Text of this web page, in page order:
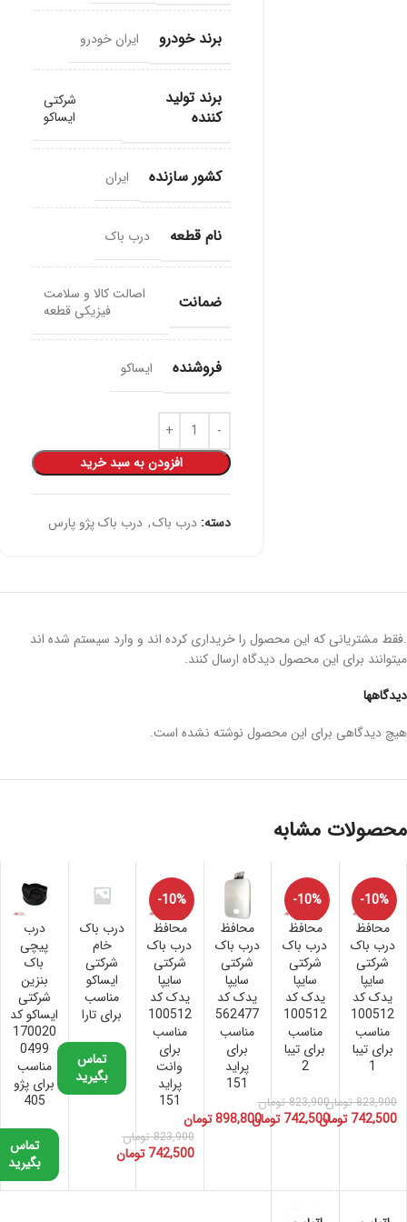
برند خودرو ایران خودرو
برند تولید
کننده
شرکتی
ایساکو
کشور سازنده ایران
نام قطعه درب باک
ضمانت
اصالت کالا و سلامت
فیزیکی قطعه
فروشنده ایساکو
افزودن به سبد خرید
دسته: درب باک, درب باک پژو پارس
دیدگاهها
هیچ دیدگاهی برای این محصول نوشته نشده است.
.فقط مشتریانی که این محصول را خریداری کرده اند و وارد سیستم شده اند
میتوانند برای این محصول دیدگاه ارسال کنند.
محصولات مشابه
-10%
محافظ
درب باک
شرکتی
سایپا
یدک کد
100512
مناسب
برای تیبا
1
823,900 تومان
742,500 تومان
-10%
محافظ
درب باک
شرکتی
سایپا
یدک کد
100512
مناسب
برای تیبا
2
823,900 تومان
742,500 تومان
محافظ
درب باک
شرکتی
سایپا
یدک کد
562477
مناسب
برای
پراید
151
898,800تومان
-10%
محافظ
درب باک
شرکتی
سایپا
یدک کد
100512
مناسب
برای
وانت
پراید
151
823,900 تومان
742,500 تومان
درب باک
خام
شرکتی
ایساکو
مناسب
برای تارا
تماس
بگیرید
درب
پیچی
باک
بنزین
شرکتی
ایساکو کد
170020
0499
مناسب
برای پژو
405
تماس
بگیرید